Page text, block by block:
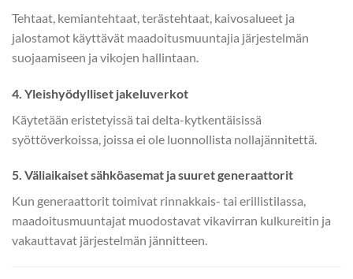
Tehtaat, kemiantehtaat, terästehtaat, kaivosalueet ja
jalostamot käyttävät maadoitusmuuntajia järjestelmän
suojaamiseen ja vikojen hallintaan.
4. Yleishyödylliset jakeluverkot
Käytetään eristetyissä tai delta-kytkentäisissä
syöttöverkoissa, joissa ei ole luonnollista nollajännitettä.
5. Väliaikaiset sähköasemat ja suuret generaattorit
Kun generaattorit toimivat rinnakkais- tai erillistilassa,
maadoitusmuuntajat muodostavat vikavirran kulkureitin ja
vakauttavat järjestelmän jännitteen.